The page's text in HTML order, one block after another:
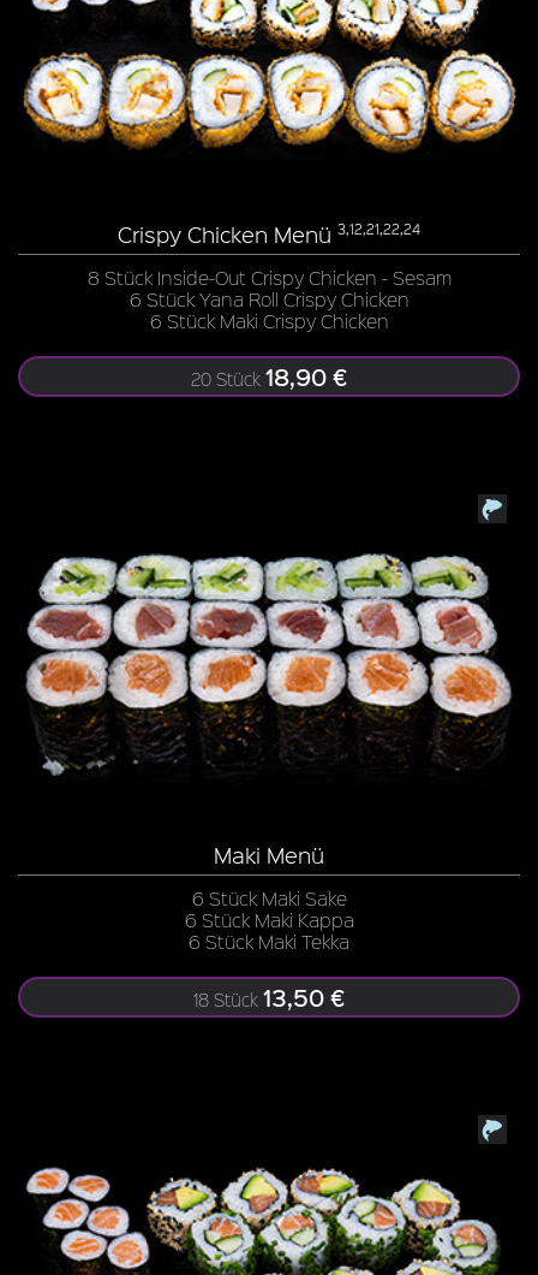
Crispy Chicken Menü 3,12,21,22,24
8 Stück Inside-Out Crispy Chicken - Sesam
6 Stück Yana Roll Crispy Chicken
6 Stück Maki Crispy Chicken
20 Stück 18,90 €
Maki Menü
6 Stück Maki Sake
6 Stück Maki Kappa
6 Stück Maki Tekka
18 Stück 13,50 €